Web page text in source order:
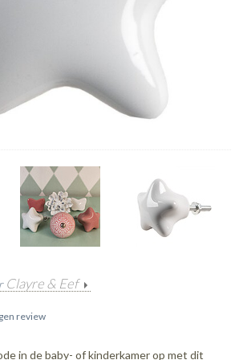
Clayre & Eef
review
in de baby- of kinderkamer op met dit